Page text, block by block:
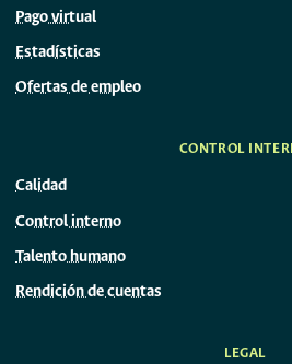
Pago virtual
Estadísticas
Ofertas de empleo
CONTROL
Calidad
Control interno
Talento humano
Rendición de cuentas
LEGAL